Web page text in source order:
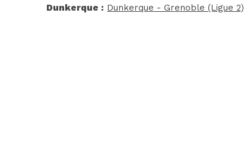
Dunkerque : Dunkerque - Grenoble (Ligue 2)